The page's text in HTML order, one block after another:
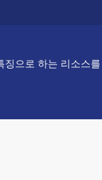
징으로 하는 리소스를